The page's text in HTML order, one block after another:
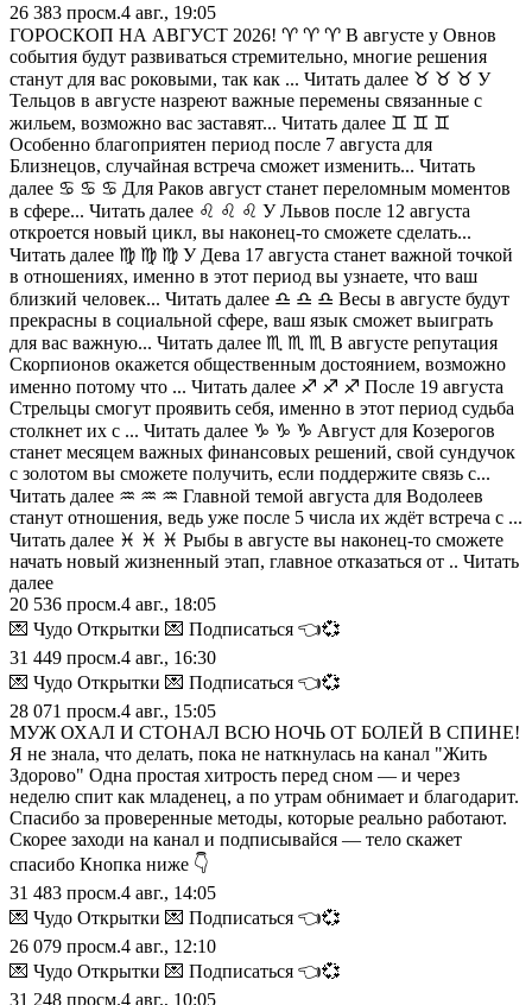
26 383 просм.4 авг., 19:05
ГОРОСКОП НА АВГУСТ 2026! ♈️ ♈️ ♈️ В августе у Овнов
события будут развиваться стремительно, многие решения
станут для вас роковыми, так как ... Читать далее ♉️ ♉️ ♉️ У
Тельцов в августе назреют важные перемены связанные с
жильем, возможно вас заставят... Читать далее ♊️ ♊️ ♊️
Особенно благоприятен период после 7 августа для
Близнецов, случайная встреча сможет изменить... Читать
далее ♋️ ♋️ ♋️ Для Раков август станет переломным моментов
в сфере... Читать далее ♌️ ♌️ ♌️ У Львов после 12 августа
откроется новый цикл, вы наконец-то сможете сделать...
Читать далее ♍️ ♍️ ♍️ У Дева 17 августа станет важной точкой
в отношениях, именно в этот период вы узнаете, что ваш
близкий человек... Читать далее ♎️ ♎️ ♎️ Весы в августе будут
прекрасны в социальной сфере, ваш язык сможет выиграть
для вас важную... Читать далее ♏️ ♏️ ♏️ В августе репутация
Скорпионов окажется общественным достоянием, возможно
именно потому что ... Читать далее ♐️ ♐️ ♐️ После 19 августа
Стрельцы смогут проявить себя, именно в этот период судьба
столкнет их с ... Читать далее ♑️ ♑️ ♑️ Август для Козерогов
станет месяцем важных финансовых решений, свой сундучок
с золотом вы сможете получить, если поддержите связь с...
Читать далее ♒️ ♒️ ♒️ Главной темой августа для Водолеев
станут отношения, ведь уже после 5 числа их ждёт встреча с ...
Читать далее ♓️ ♓️ ♓️ Рыбы в августе вы наконец-то сможете
начать новый жизненный этап, главное отказаться от .. Читать
далее
20 536 просм.4 авг., 18:05
💌 Чудо Открытки 💌 Подписаться 👈💞
31 449 просм.4 авг., 16:30
💌 Чудо Открытки 💌 Подписаться 👈💞
28 071 просм.4 авг., 15:05
МУЖ ОХАЛ И СТОНАЛ ВСЮ НОЧЬ ОТ БОЛЕЙ В СПИНЕ!
Я не знала, что делать, пока не наткнулась на канал "Жить
Здорово" Одна простая хитрость перед сном — и через
неделю спит как младенец, а по утрам обнимает и благодарит.
Спасибо за проверенные методы, которые реально работают.
Скорее заходи на канал и подписывайся — тело скажет
спасибо Кнопка ниже 👇
31 483 просм.4 авг., 14:05
💌 Чудо Открытки 💌 Подписаться 👈💞
26 079 просм.4 авг., 12:10
💌 Чудо Открытки 💌 Подписаться 👈💞
31 248 просм.4 авг., 10:05